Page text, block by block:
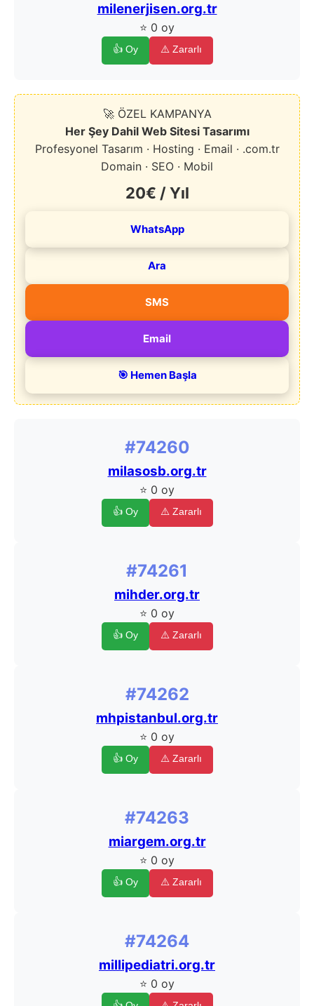
milenerjisen.org.tr
⭐ 0 oy
👍 Oy ⚠️ Zararlı
🚀 ÖZEL KAMPANYA
Her Şey Dahil Web Sitesi Tasarımı
Profesyonel Tasarım · Hosting · Email · .com.tr
Domain · SEO · Mobil
20€ / Yıl
WhatsApp
Ara
SMS
Email
🎯 Hemen Başla
#74260
milasosb.org.tr
⭐ 0 oy
👍 Oy ⚠️ Zararlı
#74261
mihder.org.tr
⭐ 0 oy
👍 Oy ⚠️ Zararlı
#74262
mhpistanbul.org.tr
⭐ 0 oy
👍 Oy ⚠️ Zararlı
#74263
miargem.org.tr
⭐ 0 oy
👍 Oy ⚠️ Zararlı
#74264
millipediatri.org.tr
⭐ 0 oy